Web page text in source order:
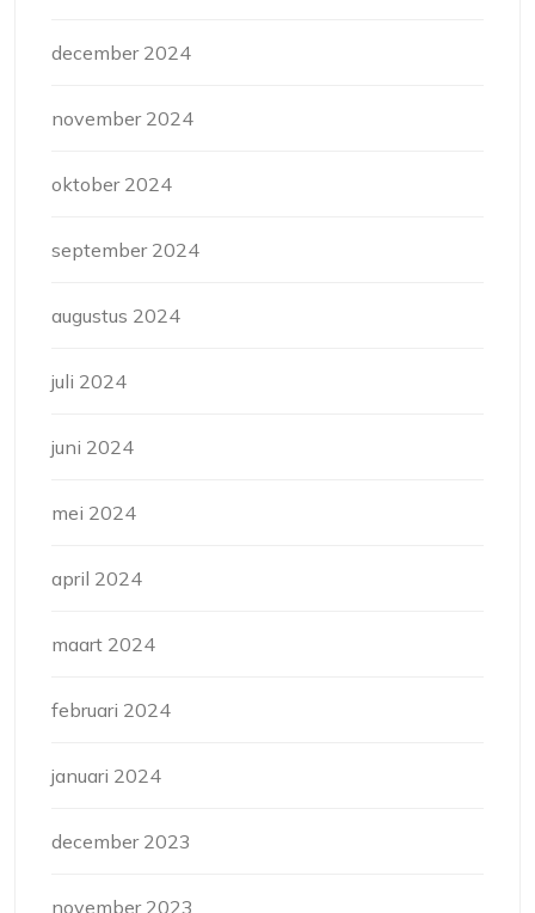
december 2024
november 2024
oktober 2024
september 2024
augustus 2024
juli 2024
juni 2024
mei 2024
april 2024
maart 2024
februari 2024
januari 2024
december 2023
november 2023